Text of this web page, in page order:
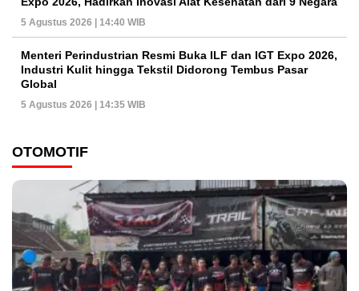
5 Agustus 2026 | 14:40 WIB
Menteri Perindustrian Resmi Buka ILF dan IGT Expo 2026,
Industri Kulit hingga Tekstil Didorong Tembus Pasar
Global
5 Agustus 2026 | 14:35 WIB
OTOMOTIF